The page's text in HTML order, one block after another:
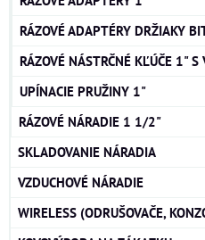
RÁZOVÉ ADAPTÉRY DRŽIAKY
RÁZOVÉ NÁSTRČNÉ KĽÚČE 1"
UPÍNACIE PRUŽINY 1"
RÁZOVÉ NÁRADIE 1 1/2"
SKLADOVANIE NÁRADIA
VZDUCHOVÉ NÁRADIE
WIRELESS (ODRUŠOVAČE,